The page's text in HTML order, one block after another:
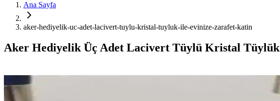
Ana Sayfa
aker-hediyelik-uc-adet-lacivert-tuylu-kristal-tuyluk-ile-evinize-zarafet-katin
Aker Hediyelik Üç Adet Lacivert Tüylü Kristal Tüylük